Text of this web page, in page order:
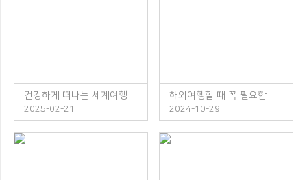
건강하게 떠나는 세계여행
2025-02-21
해외여행할 때 꼭 필요한 체크리스트
2024-10-29